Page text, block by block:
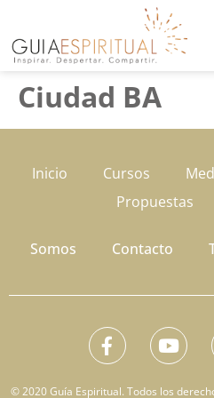
Ciudad BA
Inicio Cursos
Propuestas
Somos Contacto
© 2020 Guía Espiritual. Todos los